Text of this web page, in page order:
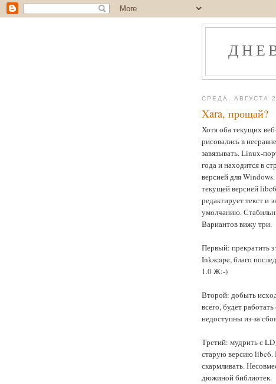
СРЕДА, АВГУСТА
Xara, прощай?
Хотя оба текущих
рисовались в
завязывать. Linux-
года и находится в
версией для
текущей версией
редактирует текст и
умолчанию.
Вариантов вижу три.
Первый: прекратить
Inkscape, благо
1.0 Ж:-)
Второй: добыть
всего, будет
недоступны из-за
Третий: мудрить с
старую версию libc6.
скармливать.
дюжиной библиотек.